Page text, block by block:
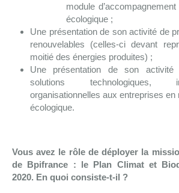
module
écologique ;
Une présentation de son activité de
renouvelables (celles-ci devant
moitié des énergies produites) ;
Une présentation de son
solutions technologiques,
organisationnelles aux entreprises en
écologique.
Vous avez le rôle de déployer la
de Bpifrance : le Plan Climat et
2020. En quoi consiste-t-il ?